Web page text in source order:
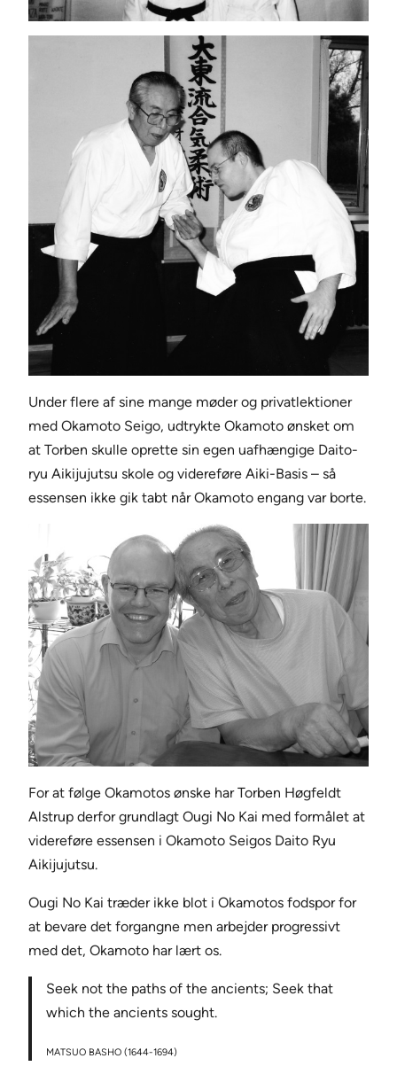
Under flere af sine mange møder og privatlektioner
med Okamoto Seigo, udtrykte Okamoto ønsket om
at Torben skulle oprette sin egen uafhængige Daito-
ryu Aikijujutsu skole og videreføre Aiki-Basis – så
essensen ikke gik tabt når Okamoto engang var borte.
For at følge Okamotos ønske har Torben Høgfeldt
Alstrup derfor grundlagt Ougi No Kai med formålet at
videreføre essensen i Okamoto Seigos Daito Ryu
Aikijujutsu.
Ougi No Kai træder ikke blot i Okamotos fodspor for
at bevare det forgangne men arbejder progressivt
med det, Okamoto har lært os.
Seek not the paths of the ancients; Seek that
which the ancients sought.
MATSUO BASHO (1644-1694)